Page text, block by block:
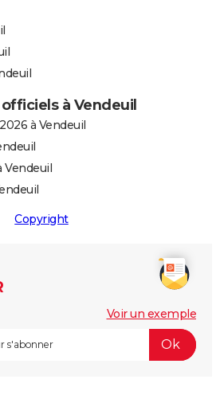
à Vendeuil
à Vendeuil
Vendeuil
Copyright
Voir un exemple